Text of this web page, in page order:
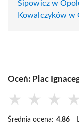
Sipowicz w
Kowalczyków w
Oceń: Plac
★ ★ ★ ★
Średnia ocena: 4.86